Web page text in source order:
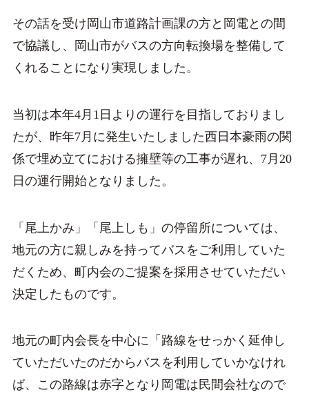
その話を受け岡山市道路計画課の方と岡電との間
で協議し、岡山市がバスの方向転換場を整備して
くれることになり実現しました。
当初は本年4月1日よりの運行を目指しておりまし
たが、昨年7月に発生いたしました西日本豪雨の関
係で埋め立てにおける擁壁等の工事が遅れ、7月20
日の運行開始となりました。
「尾上かみ」「尾上しも」の停留所については、
地元の方に親しみを持ってバスをご利用していた
だくため、町内会のご提案を採用させていただい
決定したものです。
地元の町内会長を中心に「路線をせっかく延伸し
ていただいたのだからバスを利用していかなけれ
ば、この路線は赤字となり岡電は民間会社なので